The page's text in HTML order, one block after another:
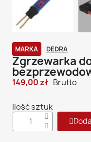
MARKA DEDRA
Zgrzewarka
149,00 zł Brutto
Ilość sztuk